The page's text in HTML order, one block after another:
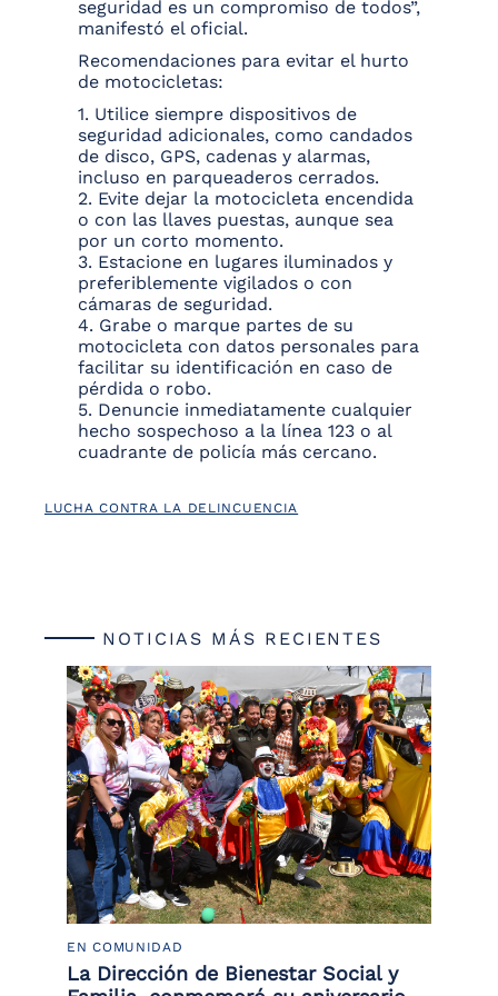
seguridad es un compromiso de todos”,
manifestó el oficial.
Recomendaciones para evitar el hurto
de motocicletas:
1. Utilice siempre dispositivos de
seguridad adicionales, como candados
de disco, GPS, cadenas y alarmas,
incluso en parqueaderos cerrados.
2. Evite dejar la motocicleta encendida
o con las llaves puestas, aunque sea
por un corto momento.
3. Estacione en lugares iluminados y
preferiblemente vigilados o con
cámaras de seguridad.
4. Grabe o marque partes de su
motocicleta con datos personales para
facilitar su identificación en caso de
pérdida o robo.
5. Denuncie inmediatamente cualquier
hecho sospechoso a la línea 123 o al
cuadrante de policía más cercano.
LUCHA CONTRA LA DELINCUENCIA
NOTICIAS MÁS RECIENTES
EN COMUNIDAD
La Dirección de Bienestar Social y